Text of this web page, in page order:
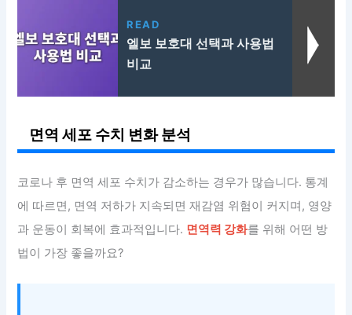
READ
엘보 보호대 선택과 사용법
비교
면역 세포 수치 변화 분석
코로나 후 면역 세포 수치가 감소하는 경우가 많습니다. 통계
에 따르면, 면역 저하가 지속되면 재감염 위험이 커지며, 영양
과 운동이 회복에 효과적입니다. 면역력 강화를 위해 어떤 방
법이 가장 좋을까요?